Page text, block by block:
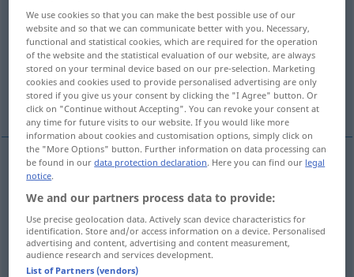
Overview of all translations
(For more details, click/tap on the translation)
слово, слова, изречение, слово,
высказывание, обещание
слово
слова PL WortText, Zitat
изречение WortAusspruch
We use cookies so that you can make the best possible use of our
website and so that we can communicate better with you. Necessary,
functional and statistical cookies, which are required for the operation
of the website and the statistical evaluation of our website, are always
stored on your terminal device based on our pre-selection. Marketing
cookies and cookies used to provide personalised advertising are only
stored if you give us your consent by clicking the "I Agree" button. Or
click on "Continue without Accepting". You can revoke your consent at
any time for future visits to our website. If you would like more
information about cookies and customisation options, simply click on
the "More Options" button. Further information on data processing can
be found in ourdata protection declaration. Here you can find our legal
notice.
We and our partners process data to provide:
Use precise geolocation data. Actively scan device characteristics for
identification. Store and/or access information on a device. Personalised
advertising and content, advertising and content measurement,
audience research and services development.
List of Partners (vendors)